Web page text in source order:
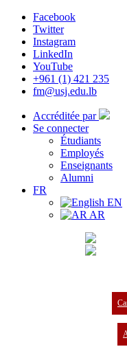
Facebook
Twitter
Instagram
LinkedIn
YouTube
+961 (1) 421 235
fm@usj.edu.lb
Accréditée par
Se connecter
Étudiants
Employés
Enseignants
Alumni
FR
EN
AR